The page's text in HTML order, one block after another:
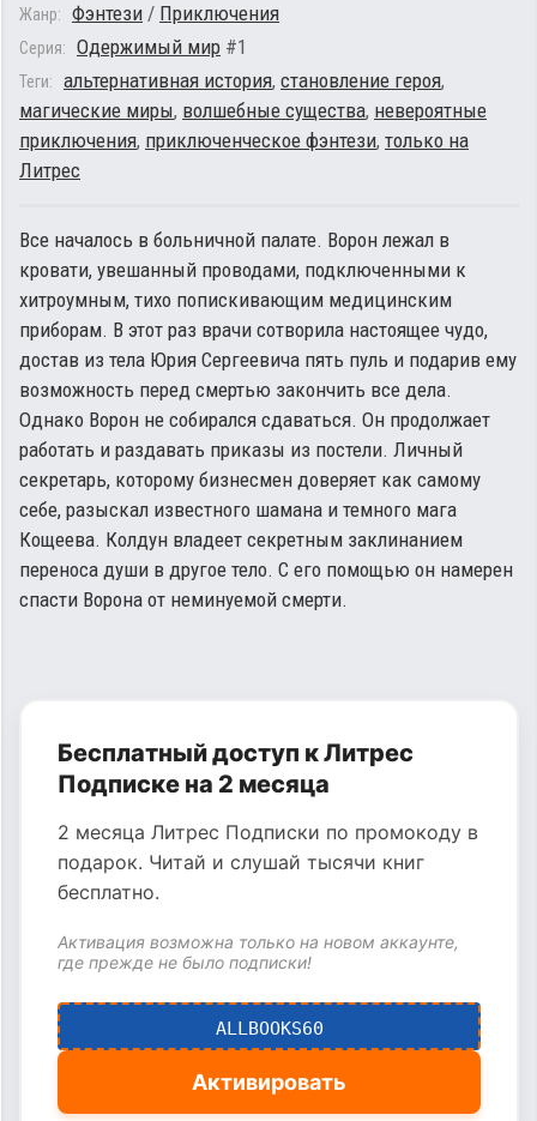
Жанр: Фэнтези / Приключения
Серия: Одержимый мир #1
Теги: альтернативная история, становление героя,
магические миры, волшебные существа, невероятные
приключения, приключенческое фэнтези, только на
Литрес
Все началось в больничной палате. Ворон лежал в
кровати, увешанный проводами, подключенными к
хитроумным, тихо попискивающим медицинским
приборам. В этот раз врачи сотворила настоящее чудо,
достав из тела Юрия Сергеевича пять пуль и подарив ему
возможность перед смертью закончить все дела.
Однако Ворон не собирался сдаваться. Он продолжает
работать и раздавать приказы из постели. Личный
секретарь, которому бизнесмен доверяет как самому
себе, разыскал известного шамана и темного мага
Кощеева. Колдун владеет секретным заклинанием
переноса души в другое тело. С его помощью он намерен
спасти Ворона от неминуемой смерти.
Бесплатный доступ к Литрес
Подписке на 2 месяца
2 месяца Литрес Подписки по промокоду в
подарок. Читай и слушай тысячи книг
бесплатно.
Активация возможна только на новом аккаунте,
где прежде не было подписки!
ALLBOOKS60
Активировать